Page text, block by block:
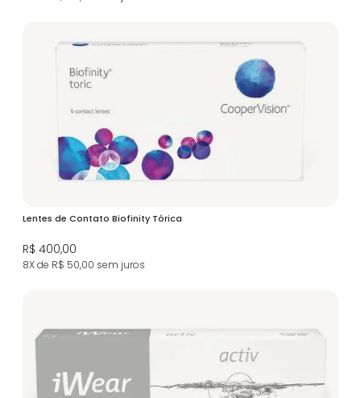
Lentes de Contato Biofinity Tórica
R$ 400,00
8X de R$ 50,00 sem juros